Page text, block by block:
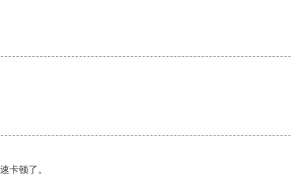
卡顿了。